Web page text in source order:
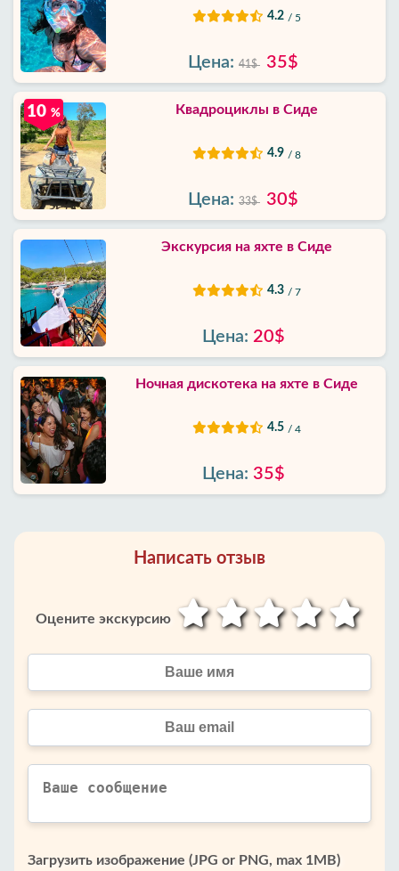
4.2 / 5
Цена: 41$ 35$
10 % Квадроциклы в Сиде
4.9 / 8
Цена: 33$ 30$
Экскурсия на яхте в Сиде
4.3 / 7
Цена: 20$
Ночная дискотека на яхте в Сиде
4.5 / 4
Цена: 35$
Написать отзыв
Оцените экскурсию
Загрузить изображение (JPG or PNG, max 1MB)